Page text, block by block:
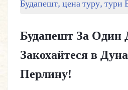
Будапешт За Один
Закохайтеся в
Перлину!